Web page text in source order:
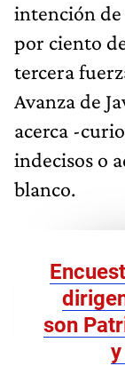
intención de
por ciento
tercera
Avanza de
acerca -
indecisos o
blanco.
son